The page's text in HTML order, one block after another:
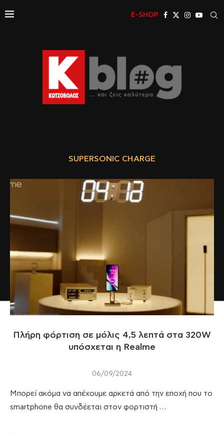
E-SHOP
SUPERSONIC CHARGE
Πλήρη φόρτιση σε μόλις 4,5 λεπτά στα 320W
υπόσχεται η Realme
06/09/2024
Μπορεί ακόμα να απέχουμε αρκετά από την εποχή που το
smartphone θα συνδέεται στον φορτιστή …